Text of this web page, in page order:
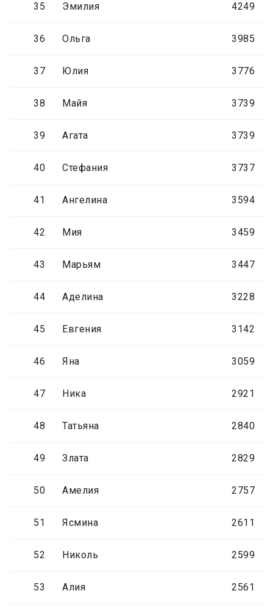
35 Эмилия 4249
36 Ольга 3985
37 Юлия 3776
38 Майя 3739
39 Агата 3739
40 Стефания 3737
41 Ангелина 3594
42 Мия 3459
43 Марьям 3447
44 Аделина 3228
45 Евгения 3142
46 Яна 3059
47 Ника 2921
48 Татьяна 2840
49 Злата 2829
50 Амелия 2757
51 Ясмина 2611
52 Николь 2599
53 Алия 2561